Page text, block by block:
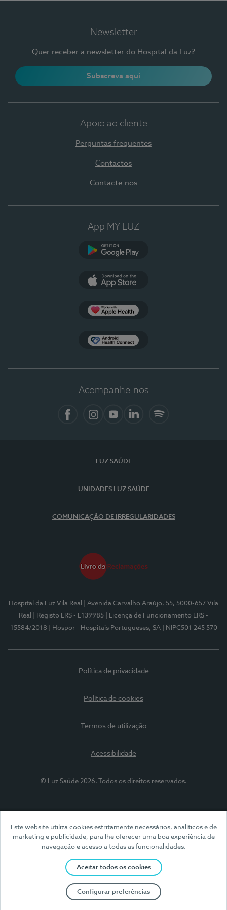
Este website utiliza cookies estritamente necessários, analíticos e de
marketing e publicidade, para lhe oferecer uma boa experiência de
navegação e acesso a todas as funcionalidades.
Aceitar todos os cookies
Configurar preferências
Newsletter
Quer receber a newsletter do Hospital da Luz?
Subscreva aqui
Apoio ao cliente
Perguntas frequentes
Contactos
Contacte-nos
App MY LUZ
Acompanhe-nos
LUZ SAÚDE
UNIDADES LUZ SAÚDE
COMUNICAÇÃO DE IRREGULARIDADES
Hospital da Luz Vila Real
| Avenida Carvalho Araújo, 55, 5000-657 Vila
Real
| Registo ERS - E139985
| Licença de Funcionamento ERS -
15584/2018
| Hospor - Hospitais Portugueses, SA | NIPC501 245 570
Política de privacidade
Política de cookies
Termos de utilização
Acessibilidade
© Luz Saúde 2026. Todos os direitos reservados.